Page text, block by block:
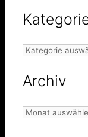
Kategorien
Archiv
Archiv